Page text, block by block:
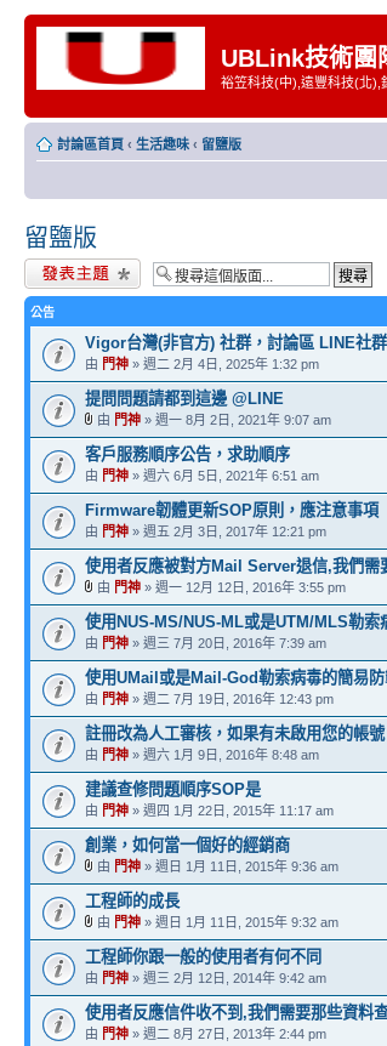
UBLink技術團
裕笠科技(中),遠豐科技(北),
討論區首頁 ‹ 生活趣味 ‹ 留鹽版
留鹽版
發表新主題
公告
Vigor台灣(非官方) 社群，討論區 LINE社群
由 門神 » 週二 2月 4日, 2025年 1:32 pm
提問問題請都到這邊 @LINE
由 門神 » 週一 8月 2日, 2021年 9:07 am
客戶服務順序公告，求助順序
由 門神 » 週六 6月 5日, 2021年 6:51 am
Firmware韌體更新SOP原則，應注意事項
由 門神 » 週五 2月 3日, 2017年 12:21 pm
使用者反應被對方Mail Server退信,我們需
由 門神 » 週一 12月 12日, 2016年 3:55 pm
使用NUS-MS/NUS-ML或是UTM/MLS勒
由 門神 » 週三 7月 20日, 2016年 7:39 am
使用UMail或是Mail-God勒索病毒的簡易
由 門神 » 週二 7月 19日, 2016年 12:43 pm
註冊改為人工審核，如果有未啟用您的帳號
由 門神 » 週六 1月 9日, 2016年 8:48 am
建議查修問題順序SOP是
由 門神 » 週四 1月 22日, 2015年 11:17 am
創業，如何當一個好的經銷商
由 門神 » 週日 1月 11日, 2015年 9:36 am
工程師的成長
由 門神 » 週日 1月 11日, 2015年 9:32 am
工程師你跟一般的使用者有何不同
由 門神 » 週三 2月 12日, 2014年 9:42 am
使用者反應信件收不到,我們需要那些資料
由 門神 » 週二 8月 27日, 2013年 2:44 pm